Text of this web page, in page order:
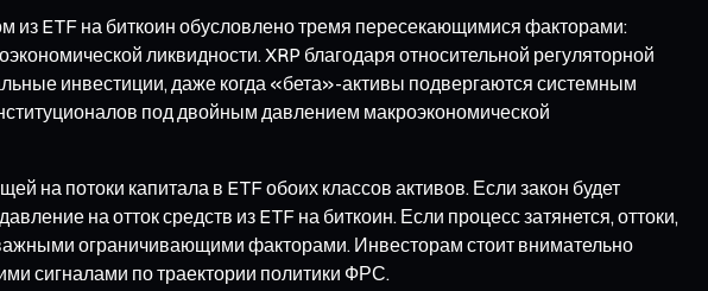
из ETF на биткоин обусловлено тремя пересекающимися факторами:
ликвидности. XRP благодаря относительной регуляторной
инвестиции, даже когда «бета»-активы подвергаются системным
под двойным давлением макроэкономической
на потоки капитала в ETF обоих классов активов. Если закон будет
на отток средств из ETF на биткоин. Если процесс затянется, оттоки,
ограничивающими факторами. Инвесторам стоит внимательно
сигналами по траектории политики ФРС.